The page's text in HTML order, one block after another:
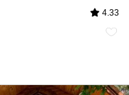
4.33